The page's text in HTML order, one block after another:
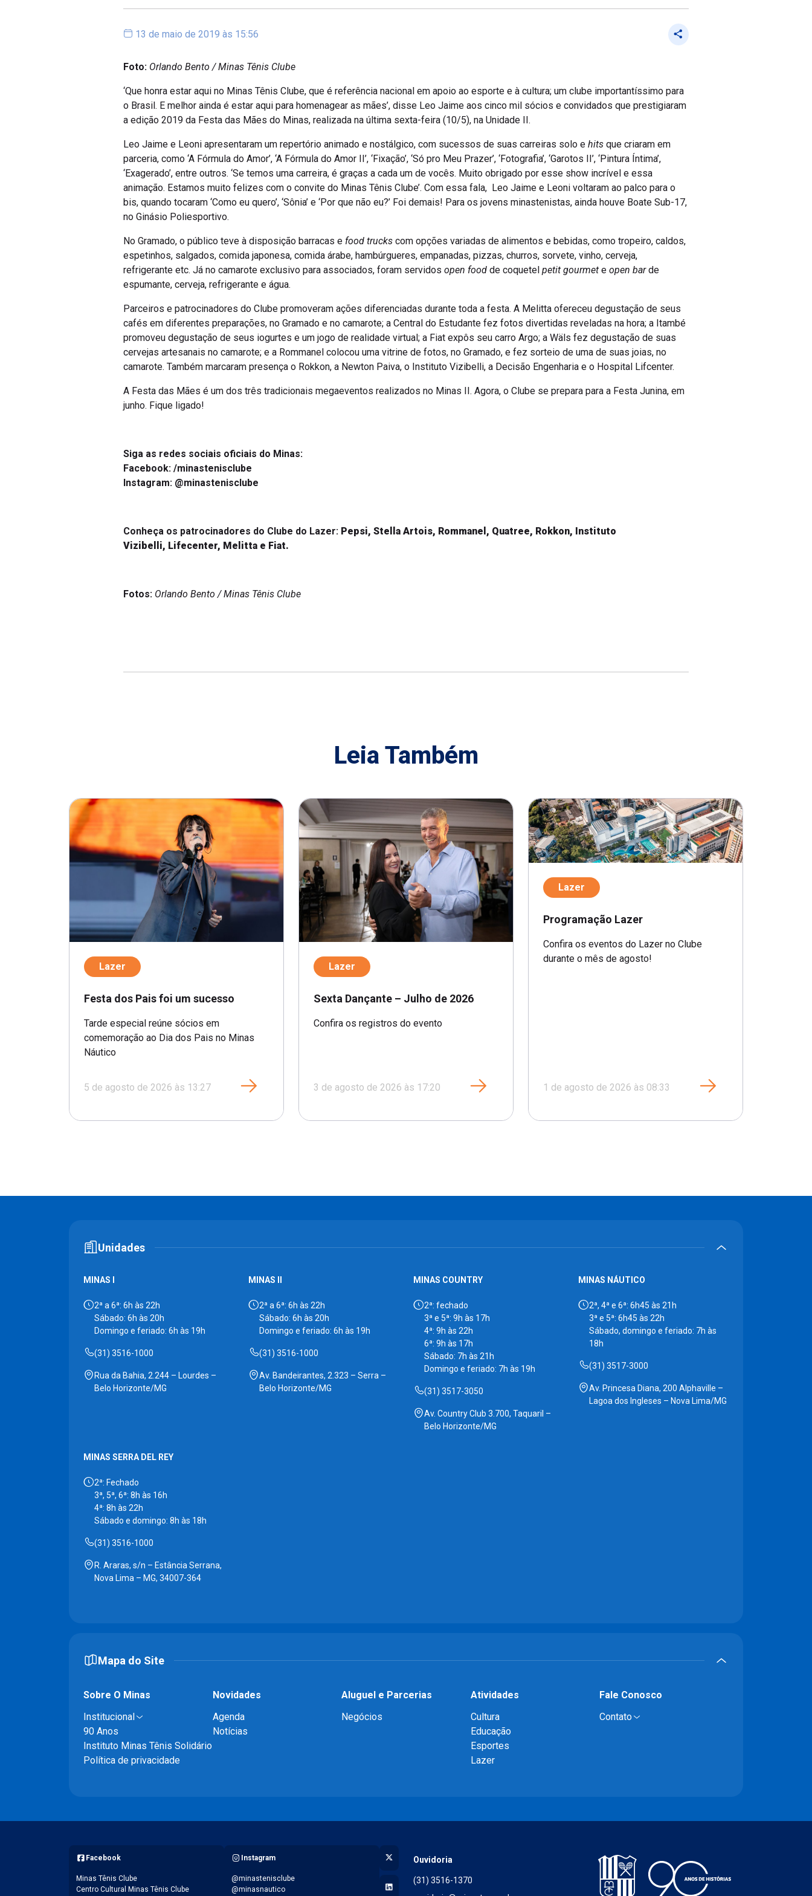
13 de maio de 2019 às 15:56
Foto: Orlando Bento / Minas Tênis Clube
‘Que honra estar aqui no Minas Tênis Clube, que é referência nacional em apoio ao esporte e à cultura; um clube importantíssimo para
o Brasil. E melhor ainda é estar aqui para homenagear as mães’, disse Leo Jaime aos cinco mil sócios e convidados que prestigiaram
a edição 2019 da Festa das Mães do Minas, realizada na última sexta-feira (10/5), na Unidade II.
Leo Jaime e Leoni apresentaram um repertório animado e nostálgico, com sucessos de suas carreiras solo e hits que criaram em
parceria, como ‘A Fórmula do Amor’, ‘A Fórmula do Amor II’, ‘Fixação’, ‘Só pro Meu Prazer’, ‘Fotografia’, ‘Garotos II’, ‘Pintura Íntima’,
‘Exagerado’, entre outros. ‘Se temos uma carreira, é graças a cada um de vocês. Muito obrigado por esse show incrível e essa
animação. Estamos muito felizes com o convite do Minas Tênis Clube’. Com essa fala, Leo Jaime e Leoni voltaram ao palco para o
bis, quando tocaram ‘Como eu quero’, ‘Sônia’ e ‘Por que não eu?’ Foi demais! Para os jovens minastenistas, ainda houve Boate Sub-17,
no Ginásio Poliesportivo.
No Gramado, o público teve à disposição barracas e food trucks com opções variadas de alimentos e bebidas, como tropeiro, caldos,
espetinhos, salgados, comida japonesa, comida árabe, hambúrgueres, empanadas, pizzas, churros, sorvete, vinho, cerveja,
refrigerante etc. Já no camarote exclusivo para associados, foram servidos open food de coquetel petit gourmet e open barde
espumante, cerveja, refrigerante e água.
Parceiros e patrocinadores do Clube promoveram ações diferenciadas durante toda a festa. A Melitta ofereceu degustação de seus
cafés em diferentes preparações, no Gramado e no camarote; a Central do Estudante fez fotos divertidas reveladas na hora; a Itambé
promoveu degustação de seus iogurtes e um jogo de realidade virtual; a Fiat expôs seu carro Argo; a Wäls fez degustação de suas
cervejas artesanais no camarote; e a Rommanel colocou uma vitrine de fotos, no Gramado, e fez sorteio de uma de suas joias, no
camarote. Também marcaram presença o Rokkon, a Newton Paiva, o Instituto Vizibelli, a Decisão Engenharia e o Hospital Lifcenter.
A Festa das Mães é um dos três tradicionais megaeventos realizados no Minas II. Agora, o Clube se prepara para a Festa Junina, em
junho. Fique ligado!
Siga as redes sociais oficiais do Minas:
Facebook: /minastenisclube
Instagram: @minastenisclube
Conheça os patrocinadores do Clube do Lazer: Pepsi, Stella Artois, Rommanel, Quatree, Rokkon, Instituto
Vizibelli, Lifecenter, Melitta e Fiat.
Fotos: Orlando Bento / Minas Tênis Clube
Leia Também
Lazer
Festa dos Pais foi um sucesso
Tarde especial reúne sócios em
comemoração ao Dia dos Pais no Minas
Náutico
5 de agosto de 2026 às 13:27
Lazer
Sexta Dançante – Julho de 2026
Confira os registros do evento
3 de agosto de 2026 às 17:20
Lazer
Programação Lazer
Confira os eventos do Lazer no Clube
durante o mês de agosto!
1 de agosto de 2026 às 08:33
Unidades
MINAS I
2ª a 6ª: 6h às 22h
Sábado: 6h às 20h
Domingo e feriado: 6h às 19h
(31) 3516-1000
Rua da Bahia, 2.244 – Lourdes –
Belo Horizonte/MG
MINAS II
2ª a 6ª: 6h às 22h
Sábado: 6h às 20h
Domingo e feriado: 6h às 19h
(31) 3516-1000
Av. Bandeirantes, 2.323 – Serra –
Belo Horizonte/MG
MINAS COUNTRY
2ª: fechado
3ª e 5ª: 9h às 17h
4ª: 9h às 22h
6ª: 9h às 17h
Sábado: 7h às 21h
Domingo e feriado: 7h às 19h
(31) 3517-3050
Av. Country Club 3.700, Taquaril –
Belo Horizonte/MG
MINAS NÁUTICO
2ª, 4ª e 6ª: 6h45 às 21h
3ª e 5ª: 6h45 às 22h
Sábado, domingo e feriado: 7h às
18h
(31) 3517-3000
Av. Princesa Diana, 200 Alphaville –
Lagoa dos Ingleses – Nova Lima/MG
MINAS SERRA DEL REY
2ª: Fechado
3ª, 5ª, 6ª: 8h às 16h
4ª: 8h às 22h
Sábado e domingo: 8h às 18h
(31) 3516-1000
R. Araras, s/n – Estância Serrana,
Nova Lima – MG, 34007-364
Mapa do Site
Sobre O Minas
Institucional
90 Anos
Instituto Minas Tênis Solidário
Política de privacidade
Novidades
Agenda
Notícias
Aluguel e Parcerias
Negócios
Atividades
Cultura
Educação
Esportes
Lazer
Fale Conosco
Contato
Facebook
Minas Tênis Clube
Centro Cultural Minas Tênis Clube
Instagram
@minastenisclube
@minasnautico
X (Twitter)
LinkedIn
Ouvidoria
(31) 3516-1370